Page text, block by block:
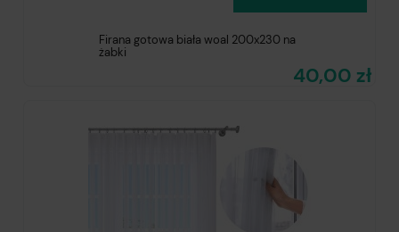
Firana gotowa biała woal 200x230 na
żabki
40,00 zł